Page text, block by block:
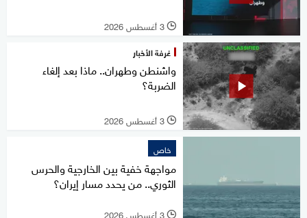
l 3 أغسطس 2026
غرفة الأخبار
واشنطن وطهران.. ماذا بعد إلغاء
الضربة؟
l 3 أغسطس 2026
خاص
مواجهة خفية بين الخارجية والحرس
الثوري.. من يحدد مسار إيران؟
l 3 أغسطس 2026